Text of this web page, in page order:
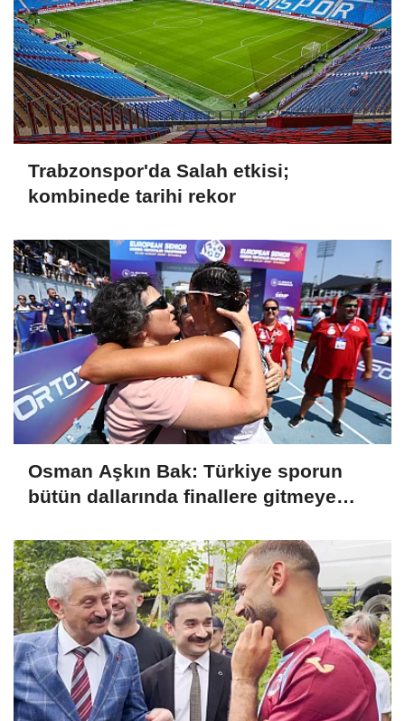
Trabzonspor'da Salah etkisi;
kombinede tarihi rekor
Osman Aşkın Bak: Türkiye sporun
bütün dallarında finallere gitmeye